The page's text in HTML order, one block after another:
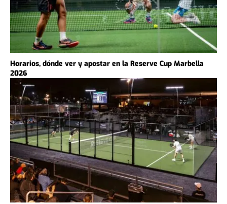
Horarios, dónde ver y apostar en la Reserve Cup Marbella
2026